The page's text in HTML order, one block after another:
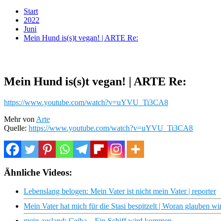
Start
2022
Juni
Mein Hund is(s)t vegan! | ARTE Re:
Mein Hund is(s)t vegan! | ARTE Re:
https://www.youtube.com/watch?v=uYVU_Ti3CA8
Mehr von Arte
Quelle: https://www.youtube.com/watch?v=uYVU_Ti3CA8
Ähnliche Videos:
Lebenslang belogen: Mein Vater ist nicht mein Vater | reporter
Mein Vater hat mich für die Stasi bespitzelt | Woran glauben